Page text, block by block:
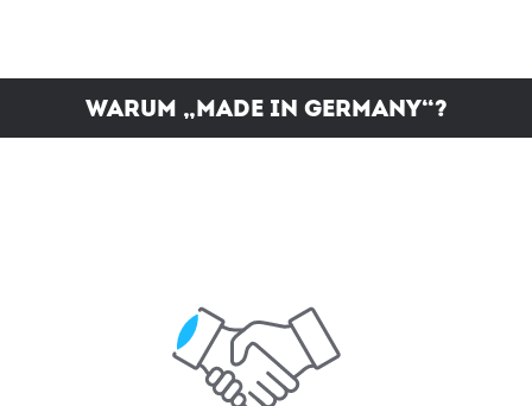
Warum „Made in Germany“?